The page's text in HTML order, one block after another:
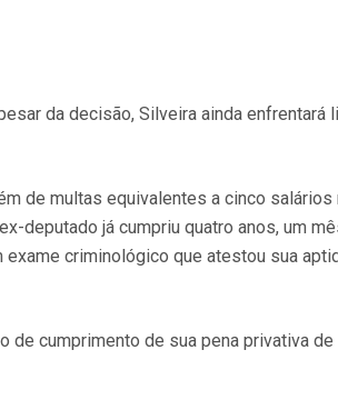
da decisão, Silveira ainda enfrentará
de multas equivalentes a cinco
deputado já cumpriu quatro anos, um
criminológico que atestou sua
cumprimento de sua pena privativa de